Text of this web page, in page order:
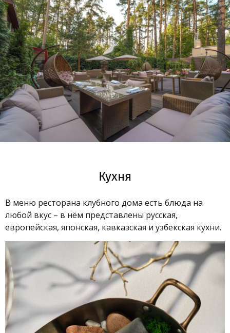
Кухня
В меню ресторана клубного дома есть блюда на
любой вкус – в нём представлены русская,
европейская, японская, кавказская и узбекская кухни.